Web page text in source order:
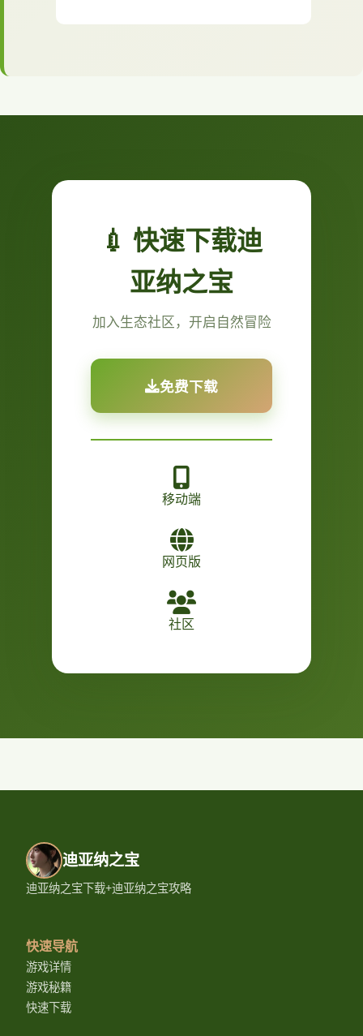
💉 快速下载迪
亚纳之宝
加入生态社区，开启自然冒险
免费下载
移动端
网页版
社区
迪亚纳之宝
迪亚纳之宝下载+迪亚纳之宝攻略
快速导航
游戏详情
游戏秘籍
快速下载